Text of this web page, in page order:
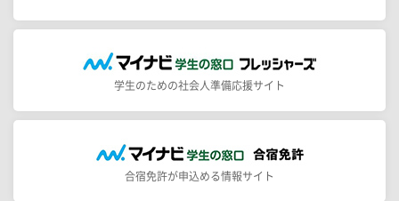
学生のための社会人準備応援サイト
合宿免許が申込める情報サイト